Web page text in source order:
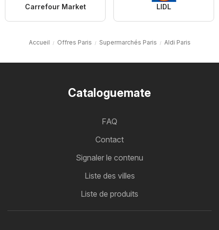
Carrefour Market LIDL
Accueil Offres Paris Supermarchés Paris Aldi Paris
Cataloguemate
FAQ
Contact
Signaler le contenu
Liste des villes
Liste de produits